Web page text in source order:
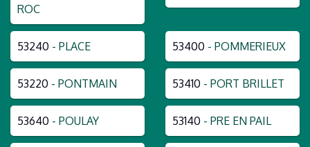
ROC
53240 - PLACE 53400 - POMMERIEUX
53220 - PONTMAIN 53410 - PORT BRILLET
53640 - POULAY 53140 - PRE EN PAIL